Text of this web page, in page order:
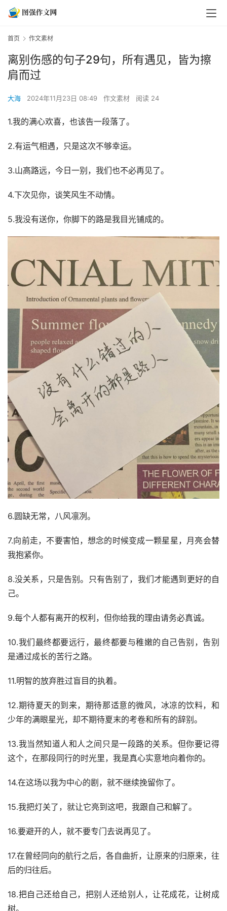
首页 作文素材
离别伤感的句子29句，所有遇见，皆为擦
肩而过
大海 2024年11月23日 08:49 作文素材 阅读 24
1.我的满心欢喜，也该告一段落了。
2.有运气相遇，只是这次不够幸运。
3.山高路远，今日一别，我们也不必再见了。
4.下次见你，谈笑风生不动情。
5.我没有送你，你脚下的路是我目光铺成的。
6.圆缺无常，八风凛冽。
7.向前走，不要害怕，想念的时候变成一颗星星，月亮会替
我抱紧你。
8.没关系，只是告别。只有告别了，我们才能遇到更好的自
己。
9.每个人都有离开的权利，但你给我的理由请务必真诚。
10.我们最终都要远行，最终都要与稚嫩的自己告别，告别
是通过成长的苦行之路。
11.明智的放弃胜过盲目的执着。
12.期待夏天的到来，期待那适意的微风，冰凉的饮料，和
少年的满眼星光，却不期待夏末的考卷和所有的辞别。
13.我当然知道人和人之间只是一段路的关系。但你要记得
这个，在那段同行的时光里，我是真心实意地向着你的。
14.在这场以我为中心的剧，就不继续挽留你了。
15.我把灯关了，就让它亮到这吧，我跟自己和解了。
16.要避开的人，就不要专门去说再见了。
17.在曾经同向的航行之后，各自曲折，让原来的归原来，往
后的归往后。
18.把自己还给自己，把别人还给别人，让花成花，让树成
树。